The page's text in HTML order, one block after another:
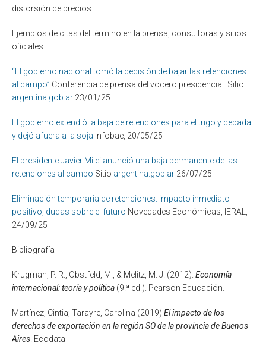
distorsión de precios.
Ejemplos de citas del término en la prensa, consultoras y sitios
oficiales:
“El gobierno nacional tomó la decisión de bajar las retenciones
al campo” Conferencia de prensa del vocero presidencial Sitio
argentina.gob.ar 23/01/25
El gobierno extendió la baja de retenciones para el trigo y cebada
y dejó afuera a la soja Infobae, 20/05/25
El presidente Javier Milei anunció una baja permanente de las
retenciones al campo Sitio argentina.gob.ar 26/07/25
Eliminación temporaria de retenciones: impacto inmediato
positivo, dudas sobre el futuro Novedades Económicas, IERAL,
24/09/25
Bibliografía
Krugman, P. R., Obstfeld, M., & Melitz, M. J. (2012). Economía
internacional: teoría y política (9.ª ed.). Pearson Educación.
Martínez, Cintia; Tarayre, Carolina (2019) El impacto de los
derechos de exportación en la región SO de la provincia de Buenos
Aires. Ecodata